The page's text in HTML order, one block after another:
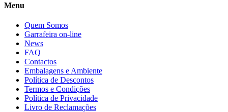
Menu
Quem Somos
Garrafeira on-line
News
FAQ
Contactos
Embalagens e Ambiente
Política de Descontos
Termos e Condições
Política de Privacidade
Livro de Reclamações